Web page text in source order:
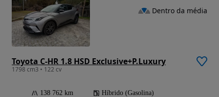
Toyota C-HR 1.8 HSD Exclusive+P.Luxury
1798 cm3 • 122 cv
138 762 km
Híbrido (Gasolina)
Dentro da média